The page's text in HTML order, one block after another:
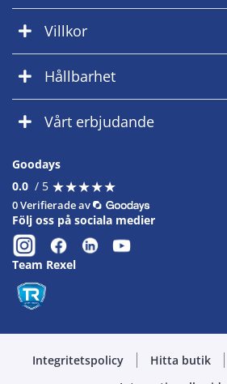
Villkor
Hållbarhet
Vårt erbjudande
Goodays
0.0 / 5 ★★★★★
★★★★★
0 Verifierade av
Följ oss på sociala medier
Team Rexel
Integritetspolicy Hitta butik